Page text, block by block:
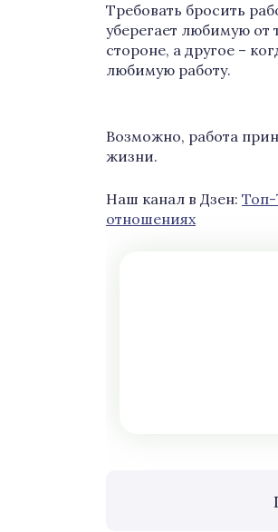
Требовать бросить
уберегает любимую от
стороне, а другое –
любимую работу.
Возможно, работа
жизни.
Наш канал в Дзен: Топ-
отношениях